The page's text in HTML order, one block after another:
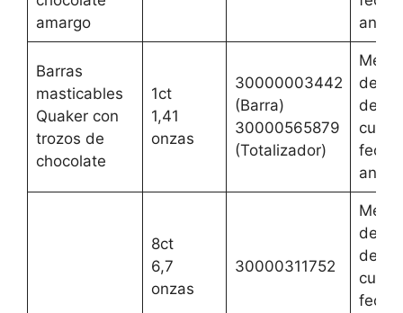
amargo
Barras
masticables
Quaker con
trozos de
chocolate
1ct
1,41
onzas
30000003442
(Barra)
30000565879
(Totalizador)
del 2
de
fecha
8ct
6,7
onzas
30000311752
del 3
de
fecha